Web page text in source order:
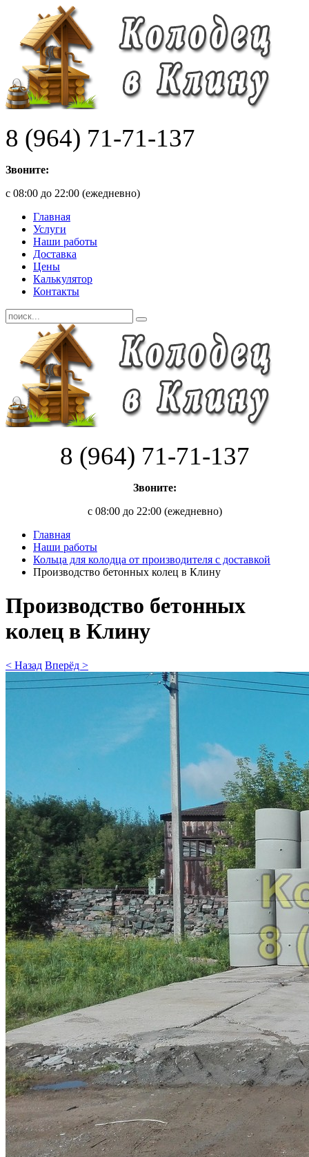
8 (964) 71-71-137
Звоните:
с 08:00 до 22:00 (ежедневно)
Главная
Услуги
Наши работы
Доставка
Цены
Калькулятор
Контакты
8 (964) 71-71-137
Звоните:
с 08:00 до 22:00 (ежедневно)
Главная
Наши работы
Кольца для колодца от производителя с доставкой
Производство бетонных колец в Клину
Производство бетонных
колец в Клину
< Назад Вперёд >